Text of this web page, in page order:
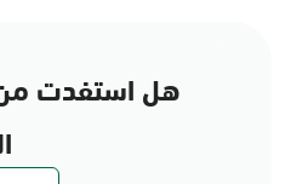
هل استفدت